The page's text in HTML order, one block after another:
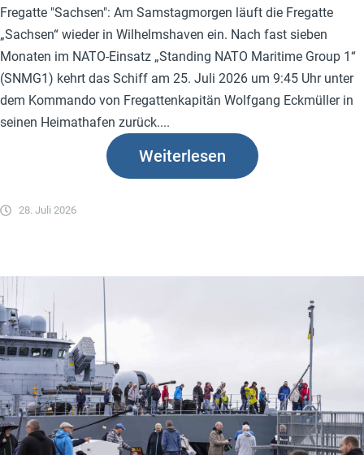
Fregatte "Sachsen": Am Samstagmorgen läuft die Fregatte
„Sachsen“ wieder in Wilhelmshaven ein. Nach fast sieben
Monaten im NATO-Einsatz „Standing NATO Maritime Group 1“
(SNMG1) kehrt das Schiff am 25. Juli 2026 um 9:45 Uhr unter
dem Kommando von Fregattenkapitän Wolfgang Eckmüller in
seinen Heimathafen zurück....
28. Juli 2026
Weiterlesen